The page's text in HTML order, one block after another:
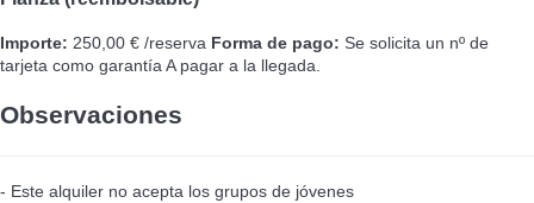
Importe: 250,00 € /reserva Forma de pago: Se solicita un nº de
tarjeta como garantía A pagar a la llegada.
Observaciones
- Este alquiler no acepta los grupos de jóvenes